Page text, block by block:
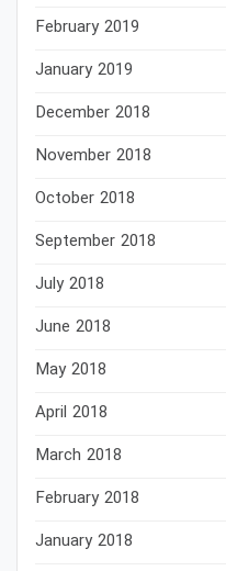
February 2019
January 2019
December 2018
November 2018
October 2018
September 2018
July 2018
June 2018
May 2018
April 2018
March 2018
February 2018
January 2018